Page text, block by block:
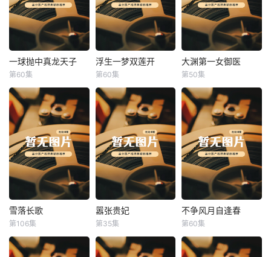
一球抛中真龙天子
一球抛中真龙天子
第60集
浮生一梦双莲开
浮生一梦双莲开
第60集
大渊第一女御医
大渊第一女御医
第50集
雪落长歌
雪落长歌
第106集
嚣张贵妃
嚣张贵妃
第35集
不争风月自逢春
不争风月自逢春
第60集